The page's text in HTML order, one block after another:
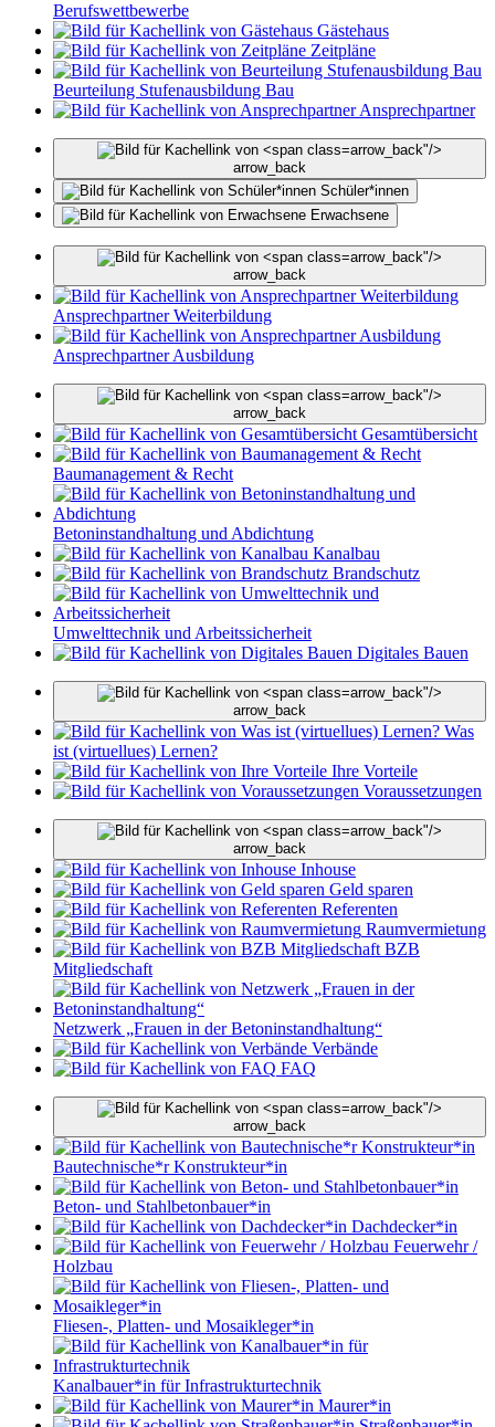
Berufswettbewerbe
Gästehaus
Zeitpläne
Beurteilung Stufenausbildung Bau
Ansprechpartner
arrow_back"/>
arrow_back
Schüler*innen
Erwachsene
arrow_back"/>
arrow_back
Ansprechpartner Weiterbildung
Ansprechpartner Ausbildung
arrow_back"/>
arrow_back
Gesamtübersicht
Baumanagement & Recht
Betoninstandhaltung und Abdichtung
Kanalbau
Brandschutz
Umwelttechnik und Arbeitssicherheit
Digitales Bauen
arrow_back"/>
arrow_back
Was
ist (virtuellues) Lernen?
Ihre Vorteile
Voraussetzungen
arrow_back"/>
arrow_back
Inhouse
Geld sparen
Referenten
Raumvermietung
BZB
Mitgliedschaft
Netzwerk „Frauen in der Betoninstandhaltung“
Verbände
FAQ
arrow_back"/>
arrow_back
Bautechnische*r Konstrukteur*in
Beton- und Stahlbetonbauer*in
Dachdecker*in
Feuerwehr /
Holzbau
Fliesen-, Platten- und Mosaikleger*in
Kanalbauer*in für Infrastrukturtechnik
Maurer*in